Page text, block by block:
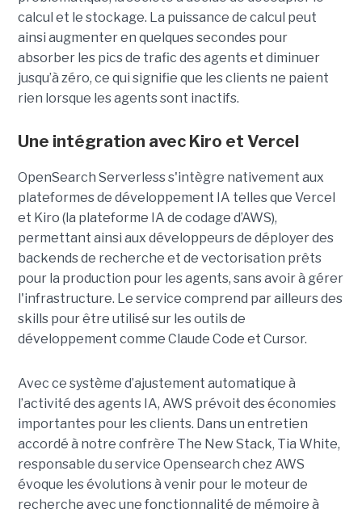
calcul et le stockage. La puissance de calcul peut
ainsi augmenter en quelques secondes pour
absorber les pics de trafic des agents et diminuer
jusqu’à zéro, ce qui signifie que les clients ne paient
rien lorsque les agents sont inactifs.
Une intégration avec Kiro et Vercel
OpenSearch Serverless s'intègre nativement aux
plateformes de développement IA telles que Vercel
et Kiro (la plateforme IA de codage d’AWS),
permettant ainsi aux développeurs de déployer des
backends de recherche et de vectorisation prêts
pour la production pour les agents, sans avoir à gérer
l'infrastructure. Le service comprend par ailleurs des
skills pour être utilisé sur les outils de
développement comme Claude Code et Cursor.
Avec ce système d’ajustement automatique à
l’activité des agents IA, AWS prévoit des économies
importantes pour les clients. Dans un entretien
accordé à notre confrère The New Stack, Tia White,
responsable du service Opensearch chez AWS
évoque les évolutions à venir pour le moteur de
recherche avec une fonctionnalité de mémoire à